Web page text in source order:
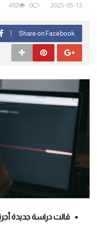
2025-05-13
0
492
Share on Facebook
قالت دراسة جديدة